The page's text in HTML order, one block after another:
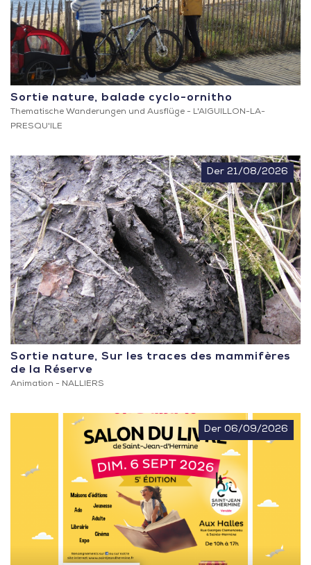
Sortie nature, balade cyclo-ornitho
Thematische Wanderungen und Ausflüge - L'AIGUILLON-LA-
PRESQU'ILE
Der 21/08/2026
Sortie nature, Sur les traces des mammifères
de la Réserve
Animation - NALLIERS
Der 06/09/2026